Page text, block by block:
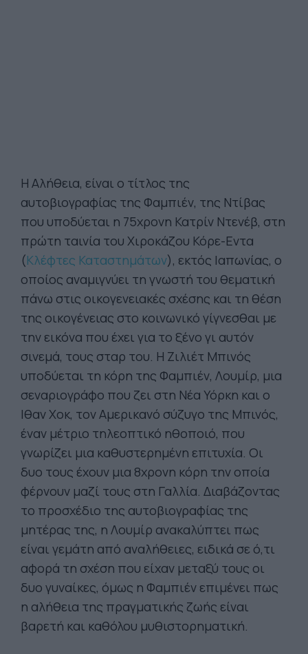
Η Αλήθεια, είναι ο τίτλος της
αυτοβιογραφίας της Φαμπιέν, της Ντίβας
που υποδύεται η 75χρονη Κατρίν Ντενέβ, στη
πρώτη ταινία του Χιροκάζου Κόρε-Εντα
(Κλέφτες Καταστημάτων), εκτός Ιαπωνίας, ο
οποίος αναμιγνύει τη γνωστή του θεματική
πάνω στις οικογενειακές σχέσης και τη θέση
της οικογένειας στο κοινωνικό γίγνεσθαι με
την εικόνα που έχει για το ξένο γι αυτόν
σινεμά, τους σταρ του. Η Ζιλιέτ Μπινός
υποδύεται τη κόρη της Φαμπιέν, Λουμίρ, μια
σεναριογράφο που ζει στη Νέα Υόρκη και ο
Ιθαν Χοκ, τον Αμερικανό σύζυγο της Μπινός,
έναν μέτριο τηλεοπτικό ηθοποιό, που
γνωρίζει μια καθυστερημένη επιτυχία. Οι
δυο τους έχουν μια 8χρονη κόρη την οποία
φέρνουν μαζί τους στη Γαλλία. Διαβάζοντας
το προσχέδιο της αυτοβιογραφίας της
μητέρας της, η Λουμίρ ανακαλύπτει πως
είναι γεμάτη από αναλήθειες, ειδικά σε ό,τι
αφορά τη σχέση που είχαν μεταξύ τους οι
δυο γυναίκες, όμως η Φαμπιέν επιμένει πως
η αλήθεια της πραγματικής ζωής είναι
βαρετή και καθόλου μυθιστορηματική.